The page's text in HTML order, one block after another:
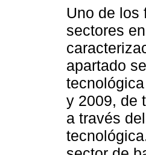
Uno de los
sectores
apartado
y 2009, de
a través